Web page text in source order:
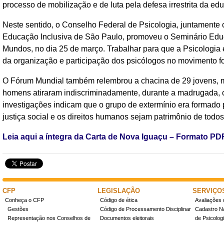
processo de mobilização e de luta pela defesa irrestrita da
Neste sentido, o Conselho Federal de Psicologia,
Educação Inclusiva de São Paulo, promoveu o Seminário
Mundos, no dia 25 de março. Trabalhar para que a
da organização e participação dos psicólogos no movimento
O Fórum Mundial também relembrou a chacina de 29
homens atiraram indiscriminadamente, durante a
investigações indicam que o grupo de extermínio era
justiça social e os direitos humanos sejam patrimônio de
Leia aqui a íntegra da Carta de Nova Iguaçu – Formato
CFP
Conheça o CFP
Gestões
Representação nos Conselhos de
LEGISLAÇÃO
Código de ética
Código de Processamento Disciplinar
Documentos eleitorais
Avaliações
Cadastro
de